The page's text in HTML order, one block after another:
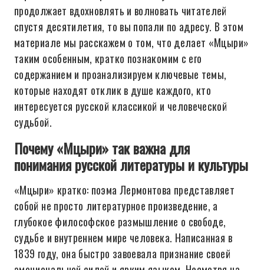
продолжает вдохновлять и волновать читателей
спустя десятилетия, то вы попали по адресу. В этом
материале мы расскажем о том, что делает «Мцыри»
таким особенным, кратко познакомим с его
содержанием и проанализируем ключевые темы,
которые находят отклик в душе каждого, кто
интересуется русской классикой и человеческой
судьбой.
Почему «Мцыри» так важна для
понимания русской литературы и культуры
«Мцыри» кратко: поэма Лермонтова представляет
собой не просто литературное произведение, а
глубокое философское размышление о свободе,
судьбе и внутреннем мире человека. Написанная в
1839 году, она быстро завоевала признание своей